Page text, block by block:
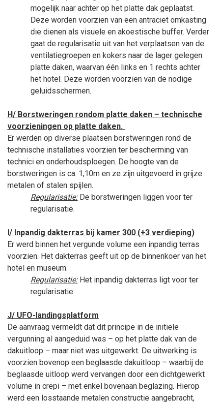
mogelijk naar achter op het platte dak geplaatst.
Deze worden voorzien van een antraciet omkasting
die dienen als visuele en akoestische buffer. Verder
gaat de regularisatie uit van het verplaatsen van de
ventilatiegroepen en kokers naar de lager gelegen
platte daken, waarvan één links en 1 rechts achter
het hotel. Deze worden voorzien van de nodige
geluidsschermen.
H/ Borstweringen rondom platte daken – technische
voorzieningen op platte daken.
Er werden op diverse plaatsen borstweringen rond de
technische installaties voorzien ter bescherming van
technici en onderhoudsploegen. De hoogte van de
borstweringen is ca. 1,10m en ze zijn uitgevoerd in grijze
metalen of stalen spijlen.
Regularisatie:De borstweringen liggen voor ter
regularisatie.
I/ Inpandig dakterras bij kamer 300 (+3 verdieping)
Er werd binnen het vergunde volume een inpandig terras
voorzien. Het dakterras geeft uit op de binnenkoer van het
hotel en museum.
Regularisatie:Het inpandig dakterras ligt voor ter
regularisatie.
J/ UFO-landingsplatform
De aanvraag vermeldt dat dit principe in de initiële
vergunning al aangeduid was – op het platte dak van de
dakuitloop – maar niet was uitgewerkt. De uitwerking is
voorzien bovenop een beglaasde dakuitloop – waarbij de
beglaasde uitloop werd vervangen door een dichtgewerkt
volume in crepi – met enkel bovenaan beglazing. Hierop
werd een losstaande metalen constructie aangebracht,